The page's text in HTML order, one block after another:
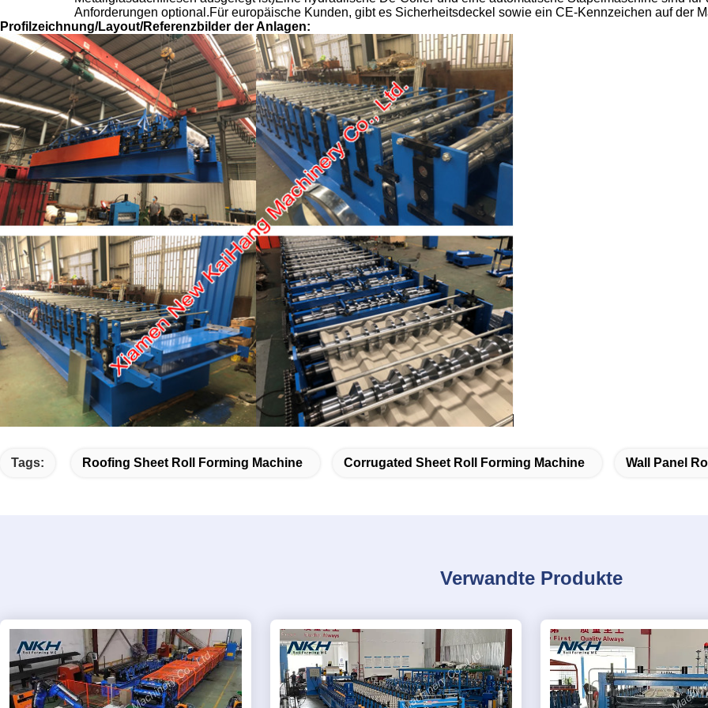
Anforderungen optional.Für europäische Kunden, gibt es Sicherheitsdeckel sowie ein CE-Kennzeichen auf der
Profilzeichnung/Layout/Referenzbilder der Anlagen:
Tags: Roofing Sheet Roll Forming Machine Corrugated Sheet Roll Forming Machine Wall Panel
Verwandte Produkte